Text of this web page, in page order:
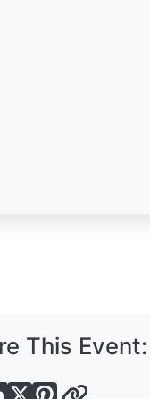
This Event: